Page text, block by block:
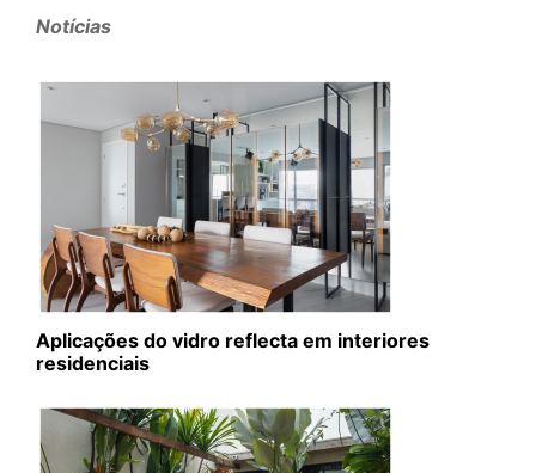
Notícias
Aplicações do vidro reflecta em interiores
residenciais